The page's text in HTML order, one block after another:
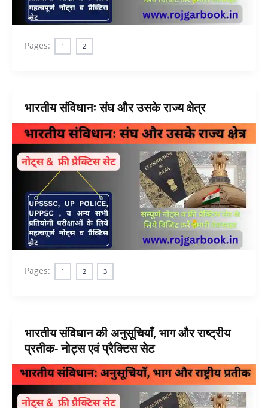
Pages: 1 2
भारतीय संविधानः संघ और उसके राज्य क्षेत्र
Pages: 1 2 3
भारतीय संविधान की अनुसूचियाँ, भाग और राष्ट्रीय
प्रतीक- नोट्स एवं प्रैक्टिस सेट